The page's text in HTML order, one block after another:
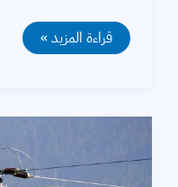
أنواع
أبراج
قراءة المزيد »